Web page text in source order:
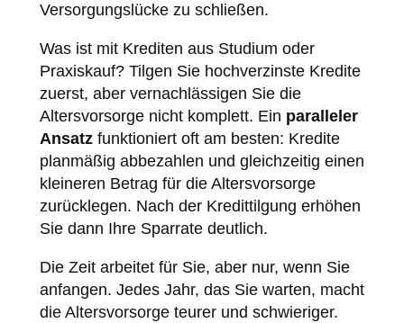
Versorgungslücke zu schließen.
Was ist mit Krediten aus Studium oder
Praxiskauf? Tilgen Sie hochverzinste Kredite
zuerst, aber vernachlässigen Sie die
Altersvorsorge nicht komplett. Ein paralleler
Ansatzfunktioniert oft am besten: Kredite
planmäßig abbezahlen und gleichzeitig einen
kleineren Betrag für die Altersvorsorge
zurücklegen. Nach der Kredittilgung erhöhen
Sie dann Ihre Sparrate deutlich.
Die Zeit arbeitet für Sie, aber nur, wenn Sie
anfangen. Jedes Jahr, das Sie warten, macht
die Altersvorsorge teurer und schwieriger.